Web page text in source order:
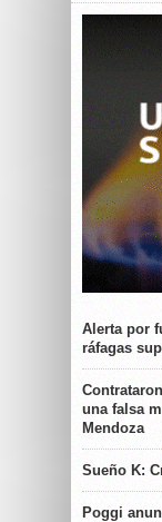
Alerta por
ráfagas
una falsa
Mendoza
Sueño K:
Poggi